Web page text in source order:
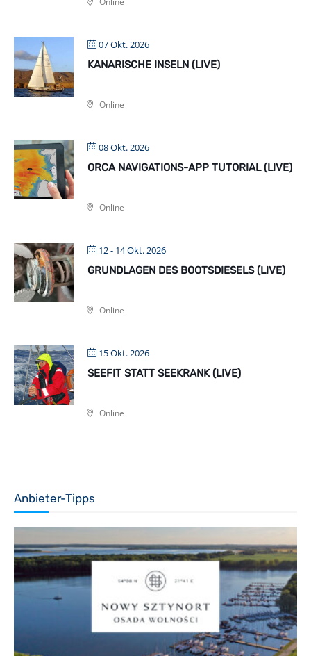
07 Okt. 2026
KANARISCHE INSELN (LIVE)
Online
08 Okt. 2026
ORCA NAVIGATIONS-APP TUTORIAL (LIVE)
Online
12 - 14 Okt. 2026
GRUNDLAGEN DES BOOTSDIESELS (LIVE)
Online
15 Okt. 2026
SEEFIT STATT SEEKRANK (LIVE)
Online
Anbieter-Tipps